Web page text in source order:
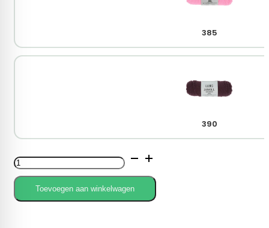
385
390
Lang
Yarns
Jawoll
Superwash
Toevoegen aan winkelwagen